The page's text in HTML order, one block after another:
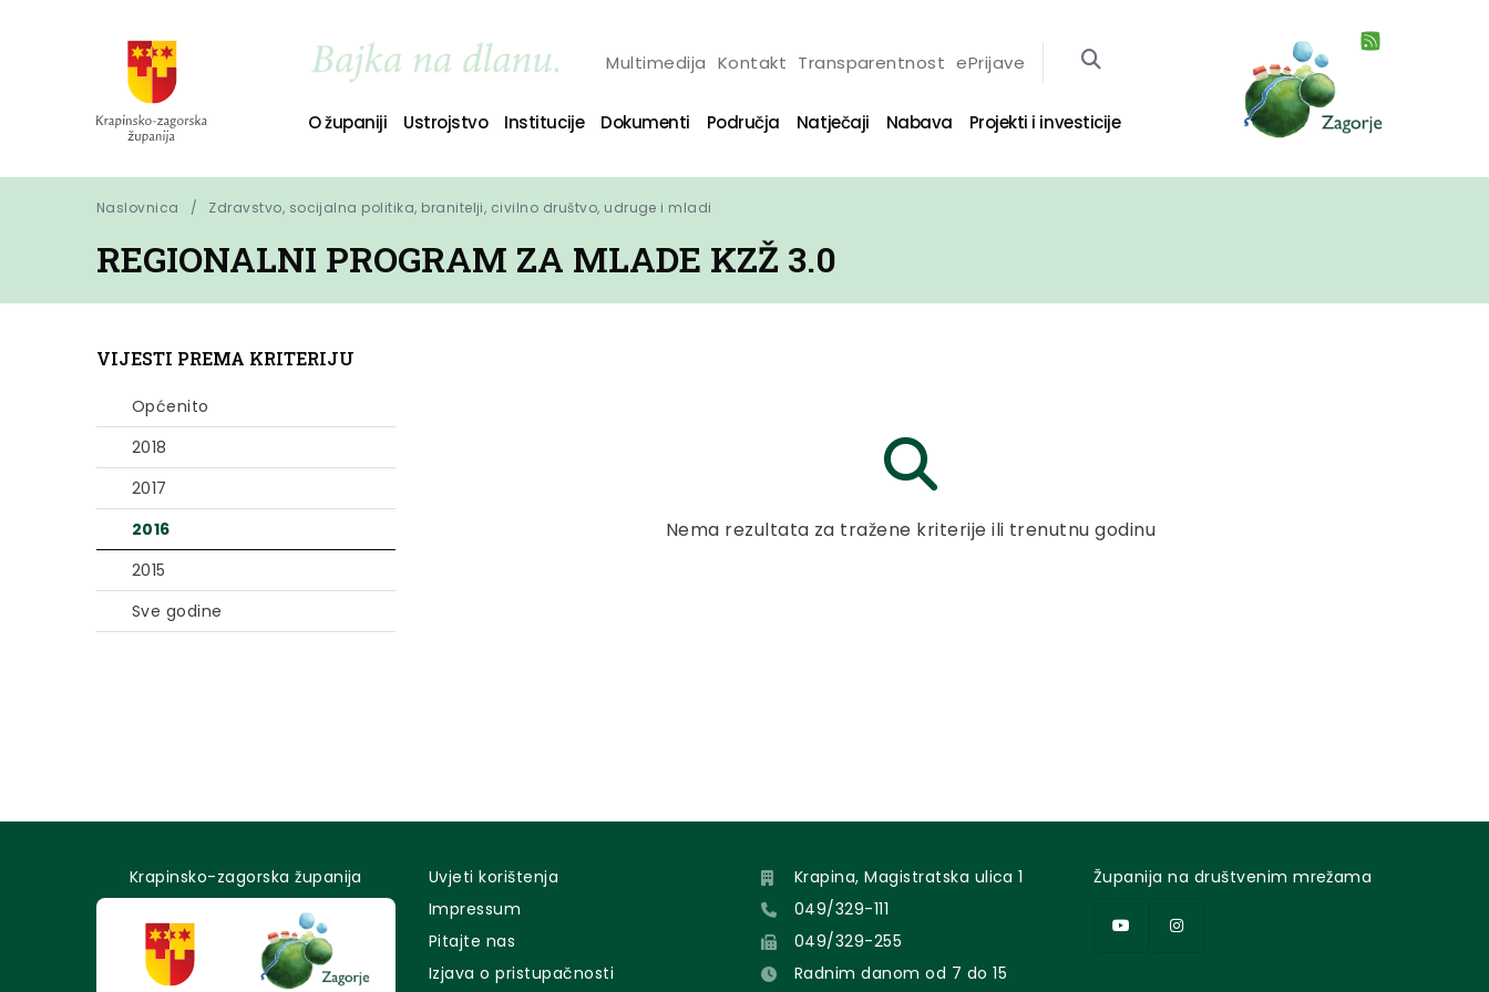
Multimedija Kontakt Transparentnost ePrijave
O županiji Ustrojstvo Institucije Dokumenti Područja Natječaji Nabava Projekti i investicije
Naslovnica Zdravstvo, socijalna politika, branitelji, civilno društvo, udruge i mladi
REGIONALNI PROGRAM ZA MLADE KZŽ 3.0
VIJESTI PREMA KRITERIJU
Općenito
2018
2017
2016
2015
Sve godine
Nema rezultata za tražene kriterije ili trenutnu godinu
Krapinsko-zagorska županija
Uvjeti korištenja
Impressum
Pitajte nas
Izjava o pristupačnosti
Krapina, Magistratska ulica 1
049/329-111
049/329-255
Radnim danom od 7 do 15
Županija na društvenim mrežama